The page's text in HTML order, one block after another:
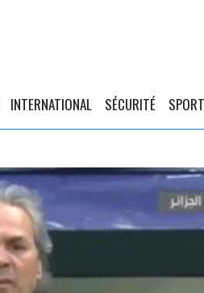
INTERNATIONAL SÉCURITÉ SPORT